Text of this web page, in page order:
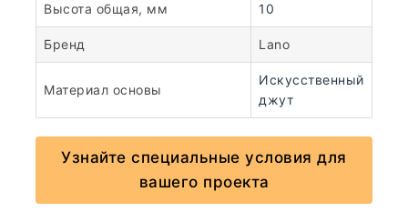
Высота общая, мм 10
Бренд Lano
Материал основы
Искусственный
джут
Узнайте специальные условия для
вашего проекта